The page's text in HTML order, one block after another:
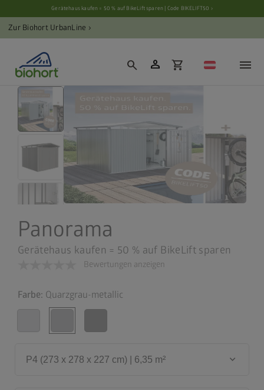
Cookie-EinstellungenGerätehaus kaufen = 50 % auf BikeLift sparen | Code BIKELIFT50 ›
Zur Biohort UrbanLine ›
search person shopping_cart
Panorama
Gerätehaus kaufen = 50 % auf BikeLift sparen
Bewertungen anzeigen
Farbe: Quarzgrau-metallic
P4 (273 x 278 x 227 cm) | 6,35 m² keyboard_arrow_down